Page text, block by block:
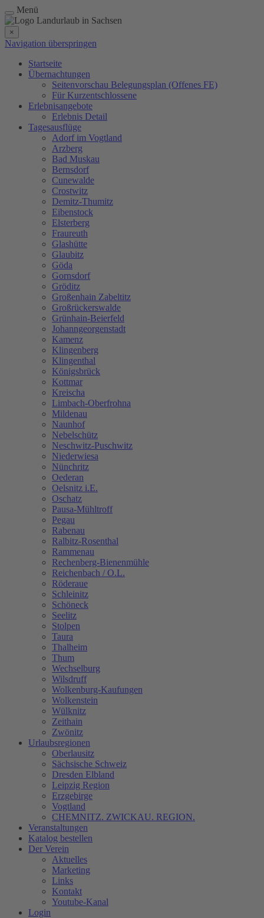
Menü
×
Navigation überspringen
Startseite
Übernachtungen
Seitenvorschau Belegungsplan (Offenes FE)
Für Kurzentschlossene
Erlebnisangebote
Erlebnis Detail
Tagesausflüge
Adorf im Vogtland
Arzberg
Bad Muskau
Bernsdorf
Cunewalde
Crostwitz
Demitz-Thumitz
Eibenstock
Elsterberg
Fraureuth
Glashütte
Glaubitz
Göda
Gornsdorf
Gröditz
Großenhain Zabeltitz
Großrückerswalde
Grünhain-Beierfeld
Johanngeorgenstadt
Kamenz
Klingenberg
Klingenthal
Königsbrück
Kottmar
Kreischa
Limbach-Oberfrohna
Mildenau
Naunhof
Nebelschütz
Neschwitz-Puschwitz
Niederwiesa
Nünchritz
Oederan
Oelsnitz i.E.
Oschatz
Pausa-Mühltroff
Pegau
Rabenau
Ralbitz-Rosenthal
Rammenau
Rechenberg-Bienenmühle
Reichenbach / O.L.
Röderaue
Schleinitz
Schöneck
Seelitz
Stolpen
Taura
Thalheim
Thum
Wechselburg
Wilsdruff
Wolkenburg-Kaufungen
Wolkenstein
Wülknitz
Zeithain
Zwönitz
Urlaubsregionen
Oberlausitz
Sächsische Schweiz
Dresden Elbland
Leipzig Region
Erzgebirge
Vogtland
CHEMNITZ. ZWICKAU. REGION.
Veranstaltungen
Katalog bestellen
Der Verein
Aktuelles
Marketing
Links
Kontakt
Youtube-Kanal
Login